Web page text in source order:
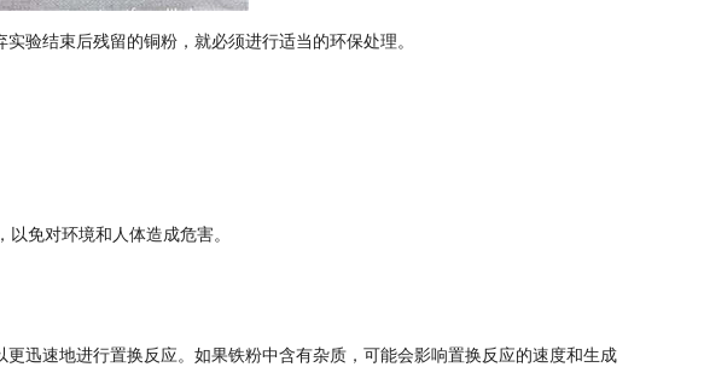
验结束后残留的铜粉，就必须进行适当的环保处理。
免对环境和人体造成危害。
迅速地进行置换反应。如果铁粉中含有杂质，可能会影响置换反应的速度和生成